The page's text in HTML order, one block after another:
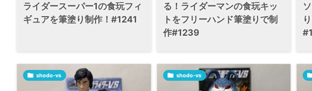
ライダースーパー1の食玩フィ
ギュアを筆塗り制作！#1241
る！ライダーマンの食玩キッ
トをフリーハンド筆塗りで制
作#1239
 shodo-vs  shodo-vs